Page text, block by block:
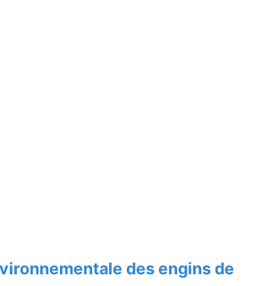
des engins de